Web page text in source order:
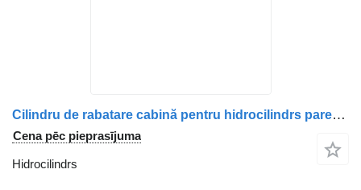
Cilindru de rabatare cabină pentru hidrocilindrs paredzēts MAN – Coduri: 81417236123, 81417236137, 85417236009, 85417236029 kravas automašīnas
Cena pēc pieprasījuma
Hidrocilindrs